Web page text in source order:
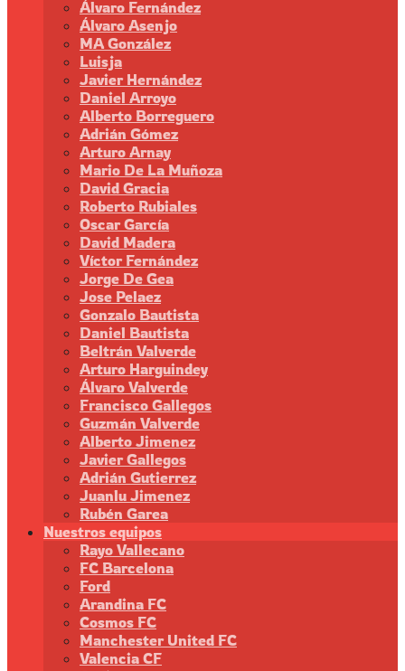
Álvaro Fernández
Álvaro Asenjo
MA González
Luisja
Javier Hernández
Daniel Arroyo
Alberto Borreguero
Adrián Gómez
Arturo Arnay
Mario De La Muñoza
David Gracia
Roberto Rubiales
Oscar García
David Madera
Víctor Fernández
Jorge De Gea
Jose Pelaez
Gonzalo Bautista
Daniel Bautista
Beltrán Valverde
Arturo Harguindey
Álvaro Valverde
Francisco Gallegos
Guzmán Valverde
Alberto Jimenez
Javier Gallegos
Adrián Gutierrez
Juanlu Jimenez
Rubén Garea
Nuestros equipos
Rayo Vallecano
FC Barcelona
Ford
Arandina FC
Cosmos FC
Manchester United FC
Valencia CF